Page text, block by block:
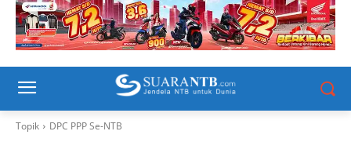
Topik DPC PPP Se-NTB